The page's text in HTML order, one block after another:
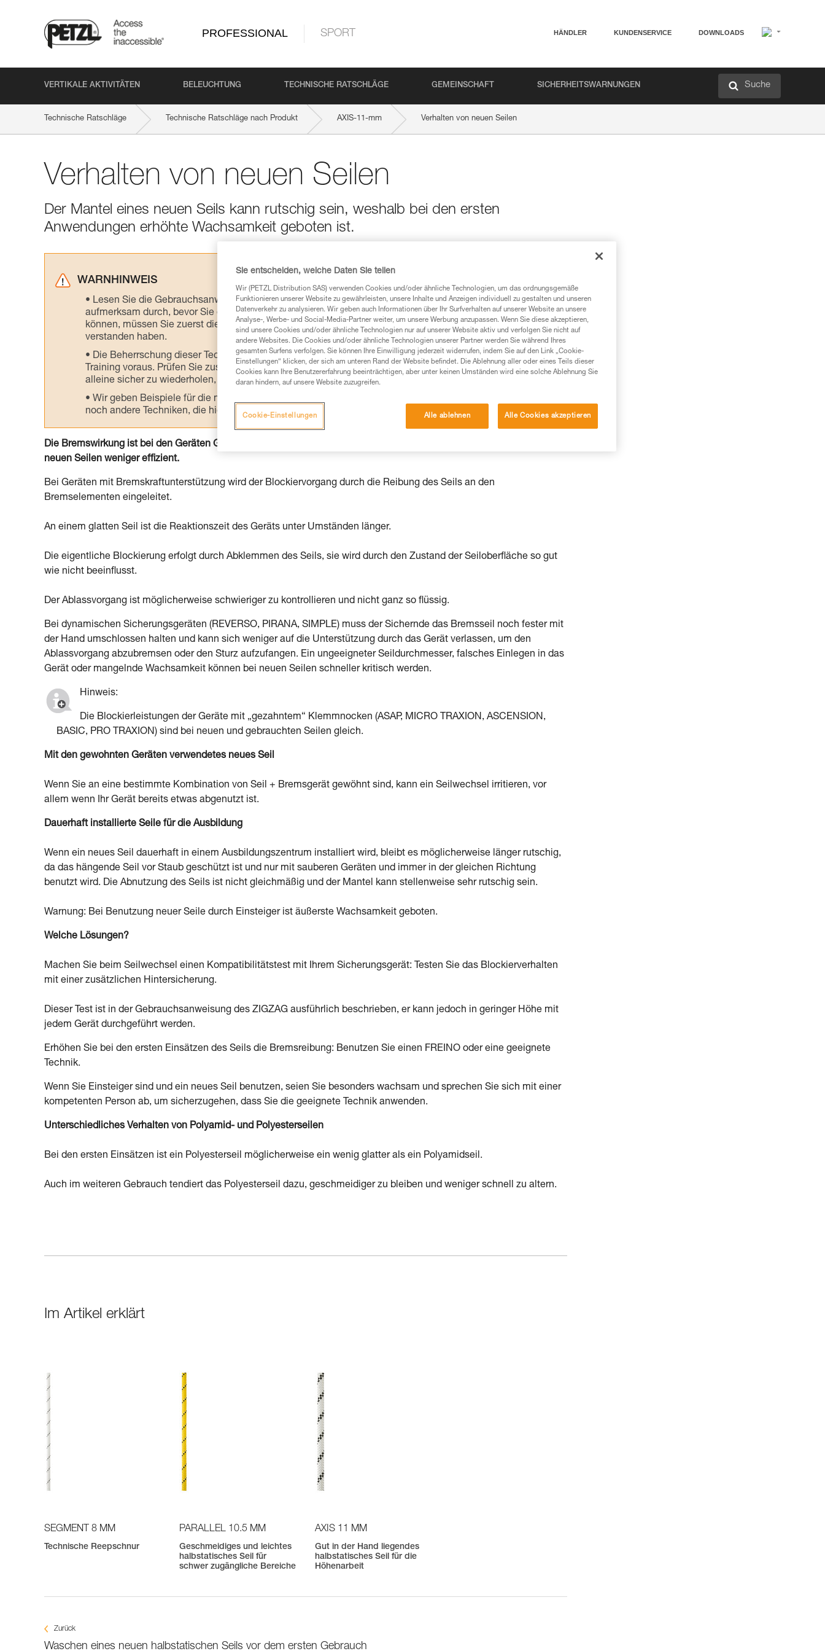
PROFESSIONAL SPORT HÄNDLER KUNDENSERVICE DOWNLOADS
VERTIKALE AKTIVITÄTEN BELEUCHTUNG TECHNISCHE RATSCHLÄGE GEMEINSCHAFT SICHERHEITSWARNUNGEN Suche
Technische Ratschläge Technische Ratschläge nach Produkt AXIS-11-mm Verhalten von neuen Seilen
Verhalten von neuen Seilen
Der Mantel eines neuen Seils kann rutschig sein, weshalb bei den ersten
Anwendungen erhöhte Wachsamkeit geboten ist.
WARNHINWEIS
Lesen Sie die Gebrauchsanweisungen der Produkte, um die es in diesem Tech Tipp geht,
aufmerksam durch, bevor Sie diesen zu Rate ziehen. Um diese Zusatzinformationen verstehen zu
können, müssen Sie zuerst die in der Gebrauchsanweisung enthaltenen Informationen richtig
verstanden haben.
Die Beherrschung dieser Techniken setzt eine entsprechende Ausbildung und ein spezielles
Training voraus. Prüfen Sie zusammen mit einem Profi, ob Sie in der Lage sind, den Vorgang
alleine sicher zu wiederholen, bevor Sie ihn eigenständig durchführen.
Wir geben Beispiele für die mit Ihrer Aktivität verbundenen Techniken. Möglicherweise gibt es
noch andere Techniken, die hier nicht beschrieben werden.
Die Bremswirkung ist bei den Geräten GRIGRI, I’D, REVERSO, STOP, ZIGZAG sowie generell allen Abseilgeräten an
neuen Seilen weniger effizient.
Bei Geräten mit Bremskraftunterstützung wird der Blockiervorgang durch die Reibung des Seils an den
Bremselementen eingeleitet.
An einem glatten Seil ist die Reaktionszeit des Geräts unter Umständen länger.
Die eigentliche Blockierung erfolgt durch Abklemmen des Seils, sie wird durch den Zustand der Seiloberfläche so gut
wie nicht beeinflusst.
Der Ablassvorgang ist möglicherweise schwieriger zu kontrollieren und nicht ganz so flüssig.
Bei dynamischen Sicherungsgeräten (REVERSO, PIRANA, SIMPLE) muss der Sichernde das Bremsseil noch fester mit
der Hand umschlossen halten und kann sich weniger auf die Unterstützung durch das Gerät verlassen, um den
Ablassvorgang abzubremsen oder den Sturz aufzufangen. Ein ungeeigneter Seildurchmesser, falsches Einlegen in das
Gerät oder mangelnde Wachsamkeit können bei neuen Seilen schneller kritisch werden.
Hinweis:
Die Blockierleistungen der Geräte mit „gezahntem“ Klemmnocken (ASAP, MICRO TRAXION, ASCENSION,
BASIC, PRO TRAXION) sind bei neuen und gebrauchten Seilen gleich.
Mit den gewohnten Geräten verwendetes neues Seil
Wenn Sie an eine bestimmte Kombination von Seil + Bremsgerät gewöhnt sind, kann ein Seilwechsel irritieren, vor
allem wenn Ihr Gerät bereits etwas abgenutzt ist.
Dauerhaft installierte Seile für die Ausbildung
Wenn ein neues Seil dauerhaft in einem Ausbildungszentrum installiert wird, bleibt es möglicherweise länger rutschig,
da das hängende Seil vor Staub geschützt ist und nur mit sauberen Geräten und immer in der gleichen Richtung
benutzt wird. Die Abnutzung des Seils ist nicht gleichmäßig und der Mantel kann stellenweise sehr rutschig sein.
Warnung: Bei Benutzung neuer Seile durch Einsteiger ist äußerste Wachsamkeit geboten.
Welche Lösungen?
Machen Sie beim Seilwechsel einen Kompatibilitätstest mit Ihrem Sicherungsgerät: Testen Sie das Blockierverhalten
mit einer zusätzlichen Hintersicherung.
Dieser Test ist in der Gebrauchsanweisung des ZIGZAG ausführlich beschrieben, er kann jedoch in geringer Höhe mit
jedem Gerät durchgeführt werden.
Erhöhen Sie bei den ersten Einsätzen des Seils die Bremsreibung: Benutzen Sie einen FREINO oder eine geeignete
Technik.
Wenn Sie Einsteiger sind und ein neues Seil benutzen, seien Sie besonders wachsam und sprechen Sie sich mit einer
kompetenten Person ab, um sicherzugehen, dass Sie die geeignete Technik anwenden.
Unterschiedliches Verhalten von Polyamid- und Polyesterseilen
Bei den ersten Einsätzen ist ein Polyesterseil möglicherweise ein wenig glatter als ein Polyamidseil.
Auch im weiteren Gebrauch tendiert das Polyesterseil dazu, geschmeidiger zu bleiben und weniger schnell zu altern.
Im Artikel erklärt
SEGMENT 8 MM
Technische Reepschnur
PARALLEL 10.5 MM
Geschmeidiges und leichtes
halbstatisches Seil für
schwer zugängliche Bereiche
AXIS 11 MM
Gut in der Hand liegendes
halbstatisches Seil für die
Höhenarbeit
Zurück
Waschen eines neuen halbstatischen Seils vor dem ersten Gebrauch
Sie entscheiden, welche Daten Sie teilen
Wir (PETZL Distribution SAS) verwenden Cookies und/oder ähnliche Technologien, um das ordnungsgemäße
Funktionieren unserer Website zu gewährleisten, unsere Inhalte und Anzeigen individuell zu gestalten und unseren
Datenverkehr zu analysieren. Wir geben auch Informationen über Ihr Surfverhalten auf unserer Website an unsere
Analyse-, Werbe- und Social-Media-Partner weiter, um unsere Werbung anzupassen. Wenn Sie diese akzeptieren,
sind unsere Cookies und/oder ähnliche Technologien nur auf unserer Website aktiv und verfolgen Sie nicht auf
andere Websites. Die Cookies und/oder ähnliche Technologien unserer Partner werden Sie während Ihres
gesamten Surfens verfolgen. Sie können Ihre Einwilligung jederzeit widerrufen, indem Sie auf den Link „Cookie-
Einstellungen“ klicken, der sich am unteren Rand der Website befindet. Die Ablehnung aller oder eines Teils dieser
Cookies kann Ihre Benutzererfahrung beeinträchtigen, aber unter keinen Umständen wird eine solche Ablehnung Sie
daran hindern, auf unsere Website zuzugreifen.
Alle ablehnen Alle Cookies akzeptieren
Cookie-Einstellungen